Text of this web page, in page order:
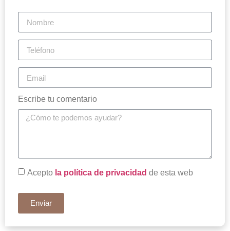
Escribe tu comentario
Acepto la política de privacidad de esta web
Enviar